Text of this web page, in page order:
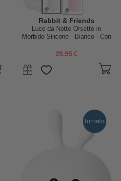
Rabbit & Friends
Luce da Notte Orsetto in
Morbido Silicone - Bianco - Con
29,95 €
tornato